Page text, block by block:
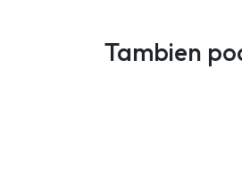
Tambien